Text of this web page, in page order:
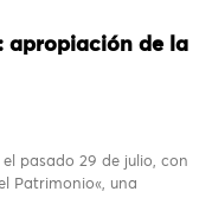
apropiación de la
pasado 29 de julio, con
Patrimonio«, una